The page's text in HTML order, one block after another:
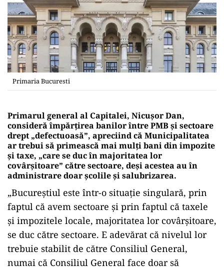
Primaria Bucuresti
Primarul general al Capitalei, Nicuşor Dan,
consideră împărţirea banilor între PMB şi sectoare
drept „defectuoasă”, apreciind că Municipalitatea
ar trebui să primească mai mulţi bani din impozite
şi taxe, „care se duc în majoritatea lor
covârşitoare” către sectoare, deşi acestea au în
administrare doar şcolile şi salubrizarea.
„Bucureştiul este într-o situaţie singulară, prin
faptul că avem sectoare şi prin faptul că taxele
şi impozitele locale, majoritatea lor covârşitoare,
se duc către sectoare. E adevărat că nivelul lor
trebuie stabilit de către Consiliul General,
numai că Consiliul General face doar să